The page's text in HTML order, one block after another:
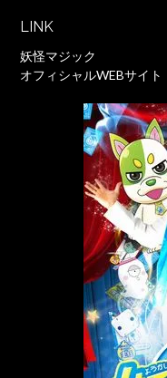
LINK
妖怪マジック
オフィシャルWEBサイト